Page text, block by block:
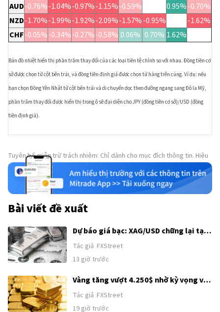
AUD-0.76%-1.04%-0.97%-1.15%-0.59% 0.95%-0.70%
NZD-1.70%-1.99%-1.92%-2.09%-1.57%-0.95%
-1.62%
CHF-0.05%-0.34%-0.27%-0.58% 0.06% 0.70% 1.62%
Bản đồ nhiệt hiển thị phần trăm thay đổi của các loại tiền tệ chính so với nhau. Đồng tiền cơ
sở được chọn từ cột bên trái, và đồng tiền định giá được chọn từ hàng trên cùng. Ví dụ: nếu
bạn chọn Đồng Yên Nhật từ cột bên trái và di chuyển dọc theo đường ngang sang Đô la Mỹ,
phần trăm thay đổi được hiển thị trong ô sẽ đại diện cho JPY (đồng tiền cơ sở)/USD (đồng
tiền định giá).
Tuyên bố miễn trừ trách nhiệm: Chỉ dành cho mục đích thông tin. Hiệu
suất trong quá khứ không đảm bảo cho kết quả trong tương lai.
Bài viết đề xuất
Dự báo giá bạc: XAG/USD chững lại tại
62,00$ sau đà tăng kéo dài hai ngày
Tác giả FXStreet
13 giờ trước
Vàng tăng vượt 4.250$ nhờ kỳ vọng về
thỏa thuận Mỹ–Iran
Tác giả FXStreet
19 giờ trước